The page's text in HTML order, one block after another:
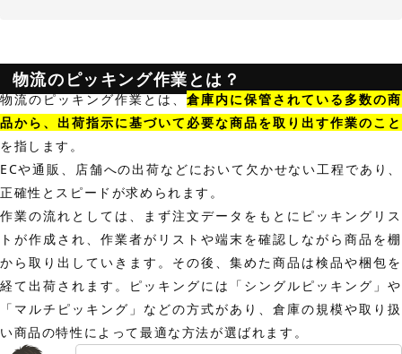
物流のピッキング作業とは？
物流のピッキング作業とは、倉庫内に保管されている多数の商
品から、出荷指示に基づいて必要な商品を取り出す作業のこと
を指します。
ECや通販、店舗への出荷などにおいて欠かせない工程であり、
正確性とスピードが求められます。
作業の流れとしては、まず注文データをもとにピッキングリス
トが作成され、作業者がリストや端末を確認しながら商品を棚
から取り出していきます。その後、集めた商品は検品や梱包を
経て出荷されます。ピッキングには「シングルピッキング」や
「マルチピッキング」などの方式があり、倉庫の規模や取り扱
い商品の特性によって最適な方法が選ばれます。